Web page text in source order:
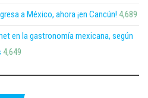
a México, ahora ¡en Cancún! 4,689
en la gastronomía mexicana, según
4,649